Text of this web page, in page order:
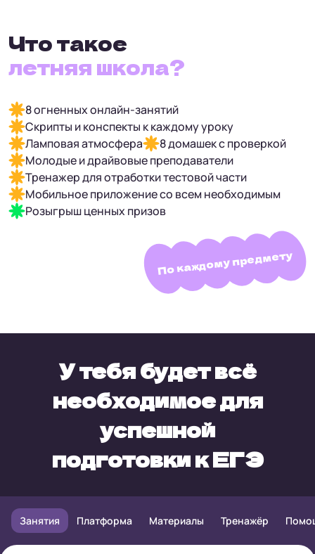
Что такое
летняя школа?
8 огненных онлайн-занятий
Скрипты и конспекты к каждому уроку
Ламповая атмосфера
8 домашек с проверкой
Молодые и драйвовые преподаватели
Тренажер для отработки тестовой части
Мобильное приложение со всем необходимым
Розыгрыш ценных призов
По каждому предмету
У тебя будет всё
необходимоедля
успешной
подготовки к ЕГЭ
Занятия Платформа Материалы Тренажёр